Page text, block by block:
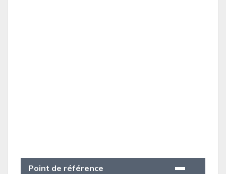
Point de référence